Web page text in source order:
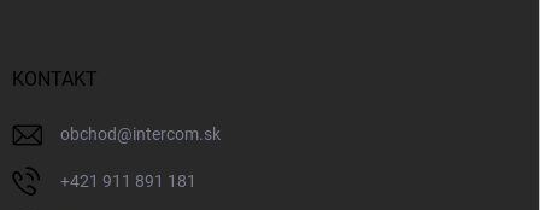
KONTAKT
obchod@intercom.sk
+421 911 891 181